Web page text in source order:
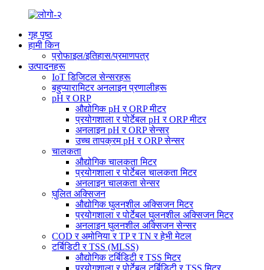
गृह पृष्ठ
हामी किन
प्रोफाइल/इतिहास/प्रमाणपत्र
उत्पादनहरू
IoT डिजिटल सेन्सरहरू
बहुप्यारामिटर अनलाइन प्रणालीहरू
pH र ORP
औद्योगिक pH र ORP मीटर
प्रयोगशाला र पोर्टेबल pH र ORP मीटर
अनलाइन pH र ORP सेन्सर
उच्च तापक्रम pH र ORP सेन्सर
चालकता
औद्योगिक चालकता मिटर
प्रयोगशाला र पोर्टेबल चालकता मिटर
अनलाइन चालकता सेन्सर
घुलित अक्सिजन
औद्योगिक घुलनशील अक्सिजन मिटर
प्रयोगशाला र पोर्टेबल घुलनशील अक्सिजन मिटर
अनलाइन घुलनशील अक्सिजन सेन्सर
COD र अमोनिया र TP र TN र हेभी मेटल
टर्बिडिटी र TSS (MLSS)
औद्योगिक टर्बिडिटी र TSS मिटर
प्रयोगशाला र पोर्टेबल टर्बिडिटी र TSS मिटर